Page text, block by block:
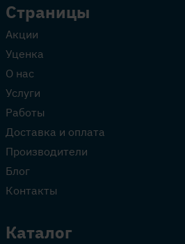
Страницы
Акции
Уценка
О нас
Услуги
Работы
Доставка и оплата
Производители
Блог
Контакты
Каталог